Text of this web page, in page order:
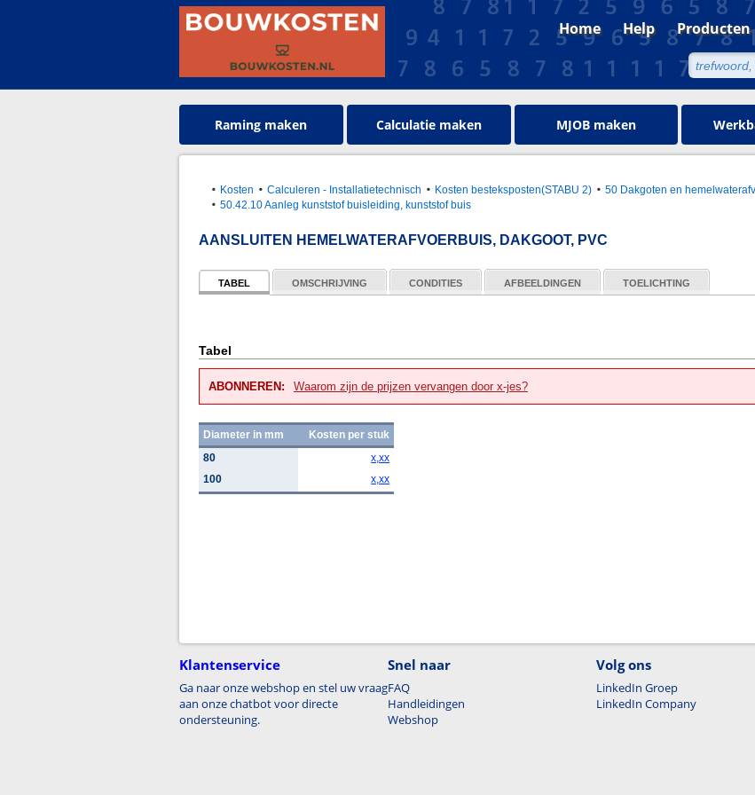
Home Help Producten
Raming maken Calculatie maken MJOB maken
Kosten Calculeren - Installatietechnisch Kosten besteksposten(STABU 2) 50 Dakgoten en
50.42.10 Aanleg kunststof buisleiding, kunststof buis
AANSLUITEN HEMELWATERAFVOERBUIS, DAKGOOT, PVC
TABEL OMSCHRIJVING CONDITIES AFBEELDINGEN
TOELICHTING
Tabel
ABONNEREN: Waarom zijn de prijzen vervangen door x-jes?
Diameter in mm
Kosten per stuk
80
x,xx
100
x,xx
Klantenservice
Ga naar onze webshop en stel uw vraag
aan onze chatbot voor directe
ondersteuning.
Snel naar
FAQ
Handleidingen
Webshop
Volg ons
LinkedIn Groep
LinkedIn Company